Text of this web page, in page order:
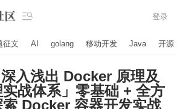
 登录
征文 AI golang 移动开发 Java 开源
入浅出 Docker 原理及
战体系」零基础 + 全方
Docker 容器开发实战